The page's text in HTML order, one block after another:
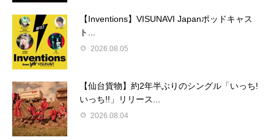
【Inventions】VISUNAVI Japanポッドキャス
ト...
2026.08.05
【仙台貨物】約2年半ぶりのシングル「いっち!
いっち!!」リリース...
2026.08.04